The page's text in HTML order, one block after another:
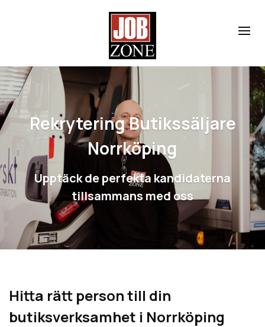
Rekrytering Butikssäljare
Norrköping
Upptäck de perfekta kandidaterna
tillsammans med oss
Hitta rätt person till din
butiksverksamhet i Norrköping